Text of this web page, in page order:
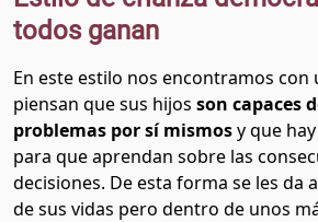
todos ganan
En este estilo nos encontramos con
piensan que sus hijos son capaces
problemas por sí mismosy que
para que aprendan sobre las
decisiones. De esta forma se les da
de sus vidas pero dentro de unos